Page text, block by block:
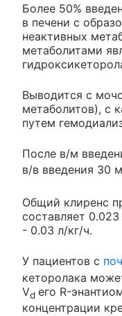
Более 50%
в печени с
неактивных
метаболитами
Выводится с
метаболитов), с
путем
После в/м
в/в введения 30
Общий клиренс
составляет
- 0.03 л/кг/ч.
У пациентов с
кеторолака
Vd его R-
концентрации